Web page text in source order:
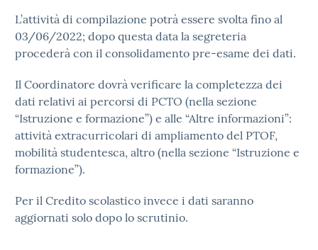
L’attività di compilazione potrà essere svolta fino al
03/06/2022; dopo questa data la segreteria
procederà con il consolidamento pre-esame dei dati.
Il Coordinatore dovrà verificare la completezza dei
dati relativi ai percorsi di PCTO (nella sezione
“Istruzione e formazione”) e alle “Altre informazioni”:
attività extracurricolari di ampliamento del PTOF,
mobilità studentesca, altro (nella sezione “Istruzione e
formazione”).
Per il Credito scolastico invece i dati saranno
aggiornati solo dopo lo scrutinio.